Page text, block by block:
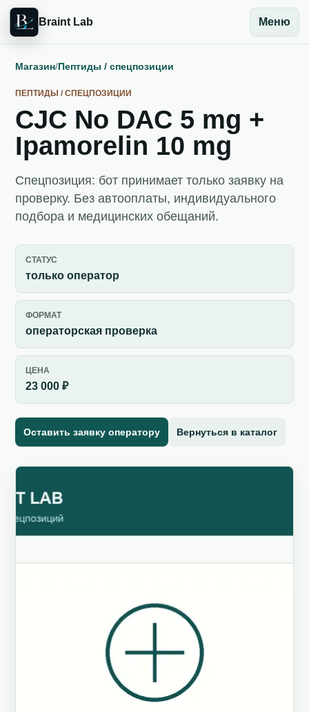
Braint Lab Меню
Магазин/Пептиды / спецпозиции
ПЕПТИДЫ / СПЕЦПОЗИЦИИ
CJC No DAC 5 mg +
Ipamorelin 10 mg
Спецпозиция: бот принимает только заявку на
проверку. Без автооплаты, индивидуального
подбора и медицинских обещаний.
СТАТУС
только оператор
ФОРМАТ
операторская проверка
ЦЕНА
23 000 ₽
Оставить заявку оператору Вернуться в каталог